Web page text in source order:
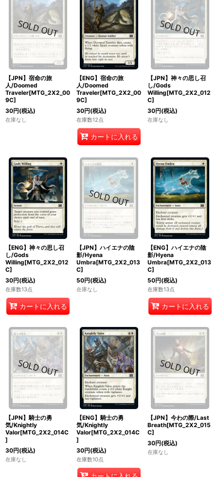
【JPN】宿命の旅
人/Doomed
Traveler[MTG_2X2_00
9C]
30円(税込)
在庫なし
【ENG】宿命の旅
人/Doomed
Traveler[MTG_2X2_00
9C]
30円(税込)
在庫数12点
カートに入れる
【JPN】神々の思し召
し/Gods
Willing[MTG_2X2_012
C]
30円(税込)
在庫なし
【ENG】神々の思し召
し/Gods
Willing[MTG_2X2_012
C]
30円(税込)
在庫数13点
カートに入れる
【JPN】ハイエナの陰
影/Hyena
Umbra[MTG_2X2_013
C]
50円(税込)
在庫なし
【ENG】ハイエナの陰
影/Hyena
Umbra[MTG_2X2_013
C]
50円(税込)
在庫数13点
カートに入れる
【JPN】騎士の勇
気/Knightly
Valor[MTG_2X2_014C
]
30円(税込)
在庫なし
【ENG】騎士の勇
気/Knightly
Valor[MTG_2X2_014C
]
30円(税込)
在庫数10点
【JPN】今わの際/Last
Breath[MTG_2X2_015
C]
30円(税込)
在庫なし